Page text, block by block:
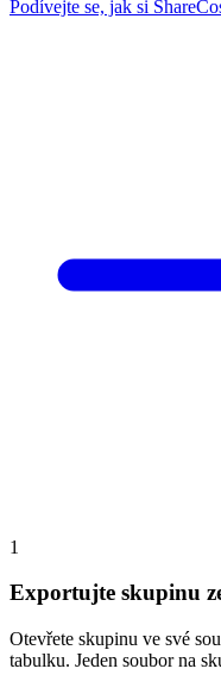
Podívejte se, jak si
1
Exportujte skupinu
Otevřete skupinu ve své
tabulku. Jeden soubor na